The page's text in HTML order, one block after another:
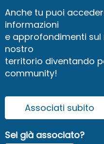
Anche tu puoi
informazioni
e approfondimenti
nostro
territorio diventando
community!
Associati subito
Sei già associato?